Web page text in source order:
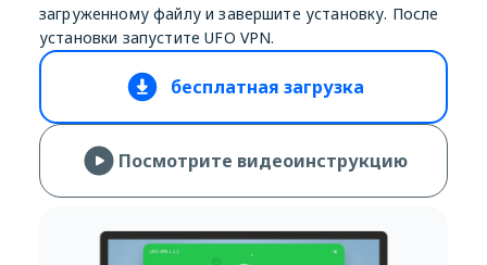
загруженному файлу и завершите установку. После
установки запустите UFO VPN.
бесплатная загрузка
Посмотрите видеоинструкцию